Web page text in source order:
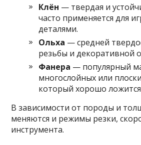
Клён — твердая и
часто применяется для
деталями.
Ольха — средней
резьбы и декоративной
Фанера — популярный
многослойных или
который хорошо ложится
В зависимости от породы и
меняются и режимы резки,
инструмента.